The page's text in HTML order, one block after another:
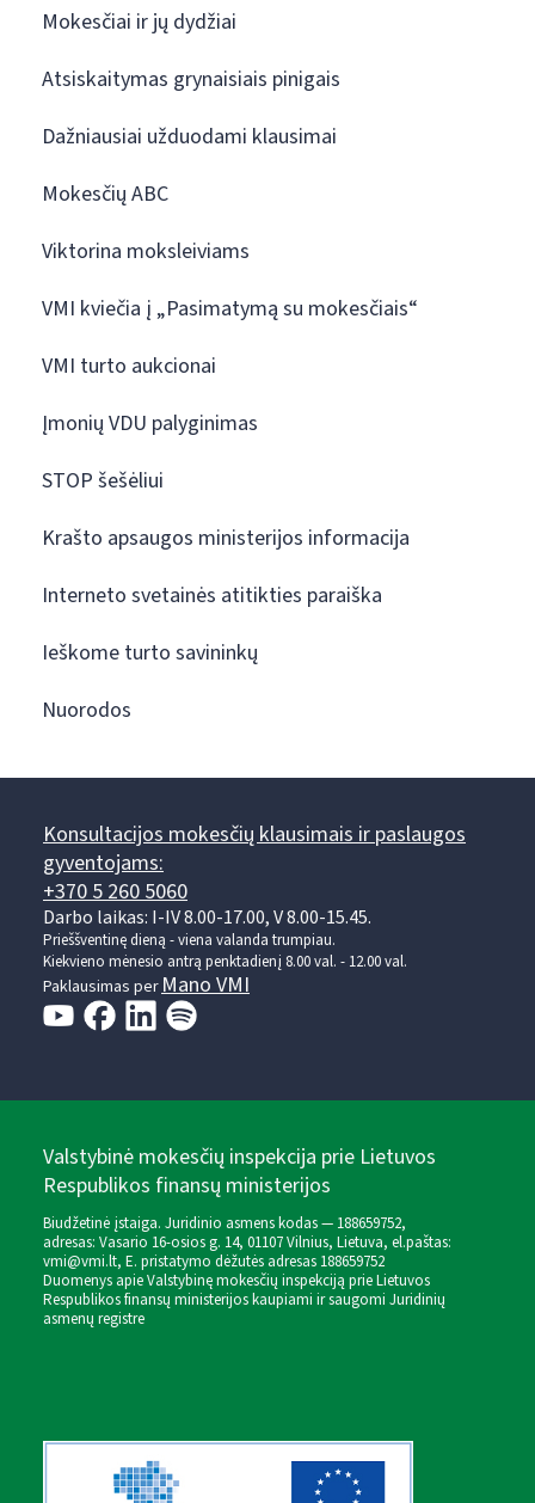
Mokesčiai ir jų dydžiai
Atsiskaitymas grynaisiais pinigais
Dažniausiai užduodami klausimai
Mokesčių ABC
Viktorina moksleiviams
VMI kviečia į „Pasimatymą su mokesčiais“
VMI turto aukcionai
Įmonių VDU palyginimas
STOP šešėliui
Krašto apsaugos ministerijos informacija
Interneto svetainės atitikties paraiška
Ieškome turto savininkų
Nuorodos
Konsultacijos mokesčių klausimais ir paslaugos
gyventojams:
+370 5 260 5060
Darbo laikas: I-IV 8.00-17.00, V 8.00-15.45.
Prieššventinę dieną - viena valanda trumpiau.
Kiekvieno mėnesio antrą penktadienį 8.00 val. - 12.00 val.
Paklausimas perMano VMI
Valstybinė mokesčių inspekcija prie Lietuvos
Respublikos finansų ministerijos
Biudžetinė įstaiga. Juridinio asmens kodas — 188659752,
adresas: Vasario 16-osios g. 14, 01107 Vilnius, Lietuva, el.paštas:
vmi@vmi.lt, E. pristatymo dėžutės adresas 188659752
Duomenys apie Valstybinę mokesčių inspekciją prie Lietuvos
Respublikos finansų ministerijos kaupiami ir saugomi Juridinių
asmenų registre